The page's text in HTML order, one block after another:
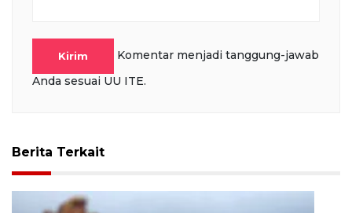
Kirim
Komentar menjadi tanggung-jawab
Anda sesuai UU ITE.
Berita Terkait